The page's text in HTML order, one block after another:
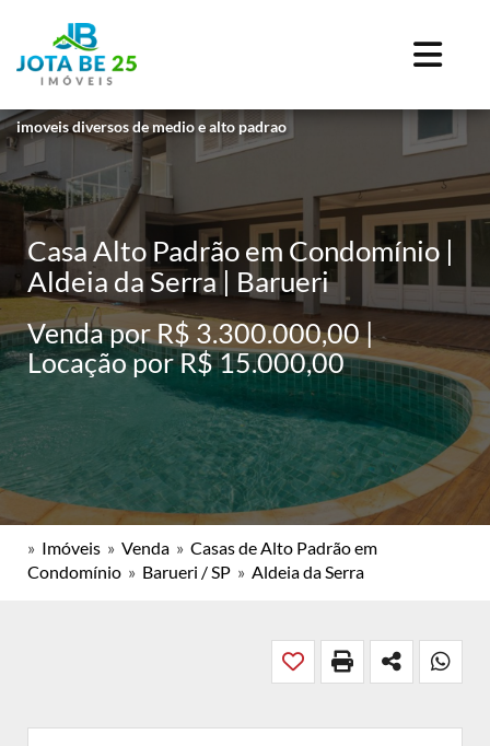
imoveis diversos de medio e alto padrao
Casa Alto Padrão em Condomínio |
Aldeia da Serra | Barueri
Venda por R$ 3.300.000,00 |
Locação por R$ 15.000,00
» Imóveis » Venda » Casas de Alto Padrão em
Condomínio » Barueri / SP » Aldeia da Serra